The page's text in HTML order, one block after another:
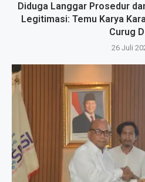
Diduga Langgar Prosedur
Legitimasi: Temu Karya
Curug
26 Juli